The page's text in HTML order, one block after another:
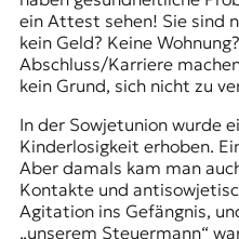
ein Attest sehen! Sie sind
kein Geld? Keine
Abschluss/Karriere
kein Grund, sich nicht zu
In der Sowjetunion wurde
Kinderlosigkeit erhoben.
Aber damals kam man
Kontakte und
Agitation ins Gefängnis,
„unserem Steuermann“